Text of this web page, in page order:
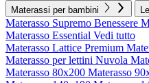
Materassi per bambini
Materasso Supremo Benessere
Materasso Essential Vedi tutto
Materasso Lattice Premium
Materasso per lettini Nuvola
Materasso 80x200 Materasso